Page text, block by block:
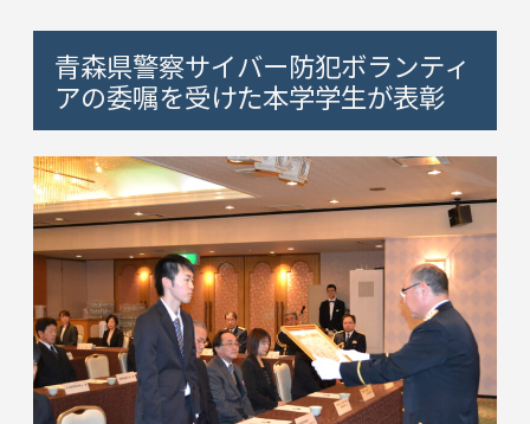
青森県警察サイバー防犯ボランティ
アの委嘱を受けた本学学生が表彰